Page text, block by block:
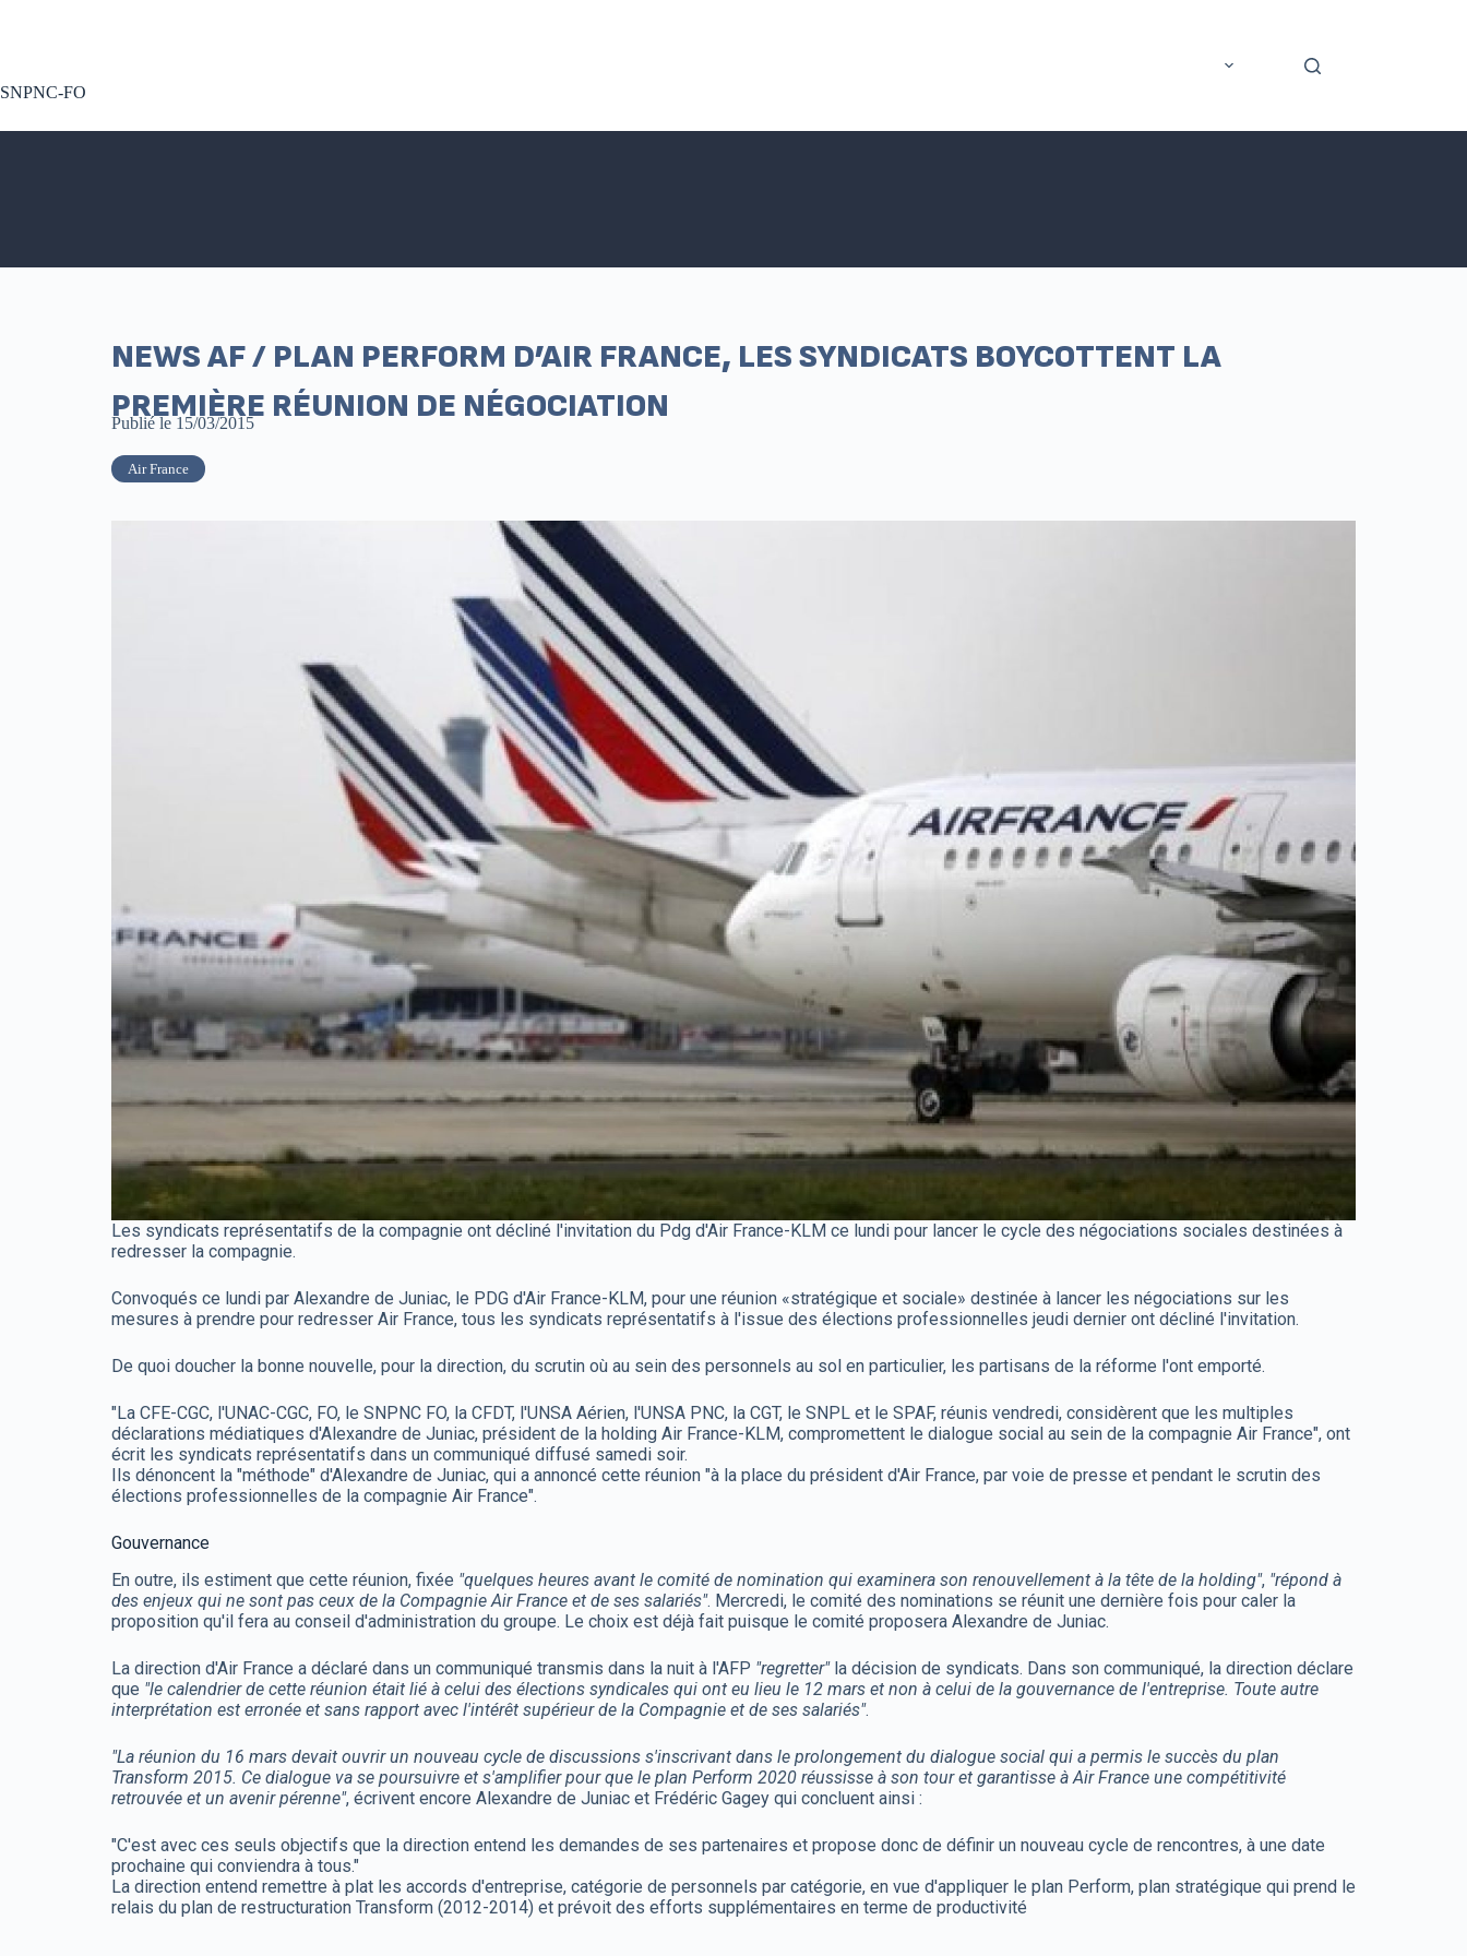
SNPNC-FO
NEWS AF / PLAN PERFORM D’AIR FRANCE, LES SYNDICATS BOYCOTTENT LA
PREMIÈRE RÉUNION DE NÉGOCIATION
Publié le 15/03/2015
Air France
Les syndicats représentatifs de la compagnie ont décliné l'invitation du Pdg d'Air France-KLM ce lundi pour lancer le cycle des négociations sociales destinées à
redresser la compagnie.
Convoqués ce lundi par Alexandre de Juniac, le PDG d'Air France-KLM, pour une réunion «stratégique et sociale» destinée à lancer les négociations sur les
mesures à prendre pour redresser Air France, tous les syndicats représentatifs à l'issue des élections professionnelles jeudi dernier ont décliné l'invitation.
De quoi doucher la bonne nouvelle, pour la direction, du scrutin où au sein des personnels au sol en particulier, les partisans de la réforme l'ont emporté.
"La CFE-CGC, l'UNAC-CGC, FO, le SNPNC FO, la CFDT, l'UNSA Aérien, l'UNSA PNC, la CGT, le SNPL et le SPAF, réunis vendredi, considèrent que les multiples
déclarations médiatiques d'Alexandre de Juniac, président de la holding Air France-KLM, compromettent le dialogue social au sein de la compagnie Air France", ont
écrit les syndicats représentatifs dans un communiqué diffusé samedi soir.
Ils dénoncent la "méthode" d'Alexandre de Juniac, qui a annoncé cette réunion "à la place du président d'Air France, par voie de presse et pendant le scrutin des
élections professionnelles de la compagnie Air France".
Gouvernance
En outre, ils estiment que cette réunion, fixée "quelques heures avant le comité de nomination qui examinera son renouvellement à la tête de la holding", "répond à
des enjeux qui ne sont pas ceux de la Compagnie Air France et de ses salariés". Mercredi, le comité des nominations se réunit une dernière fois pour caler la
proposition qu'il fera au conseil d'administration du groupe. Le choix est déjà fait puisque le comité proposera Alexandre de Juniac.
La direction d'Air France a déclaré dans un communiqué transmis dans la nuit à l'AFP "regretter"la décision de syndicats. Dans son communiqué, la direction déclare
que "le calendrier de cette réunion était lié à celui des élections syndicales qui ont eu lieu le 12 mars et non à celui de la gouvernance de l'entreprise. Toute autre
interprétation est erronée et sans rapport avec l'intérêt supérieur de la Compagnie et de ses salariés".
"La réunion du 16 mars devait ouvrir un nouveau cycle de discussions s'inscrivant dans le prolongement du dialogue social qui a permis le succès du plan
Transform 2015. Ce dialogue va se poursuivre et s'amplifier pour que le plan Perform 2020 réussisse à son tour et garantisse à Air France une compétitivité
retrouvée et un avenir pérenne", écrivent encore Alexandre de Juniac et Frédéric Gagey qui concluent ainsi :
"C'est avec ces seuls objectifs que la direction entend les demandes de ses partenaires et propose donc de définir un nouveau cycle de rencontres, à une date
prochaine qui conviendra à tous."
La direction entend remettre à plat les accords d'entreprise, catégorie de personnels par catégorie, en vue d'appliquer le plan Perform, plan stratégique qui prend le
relais du plan de restructuration Transform (2012-2014) et prévoit des efforts supplémentaires en terme de productivité